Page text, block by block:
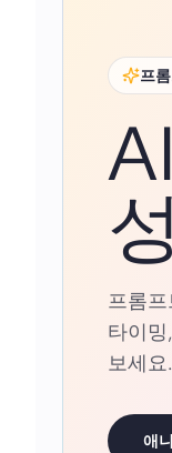
프
프롬
타이
보세요.
애